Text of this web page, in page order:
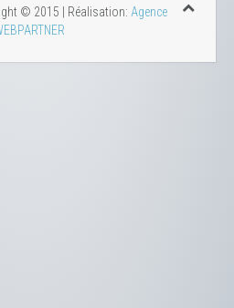
© 2015 | Réalisation: Agence